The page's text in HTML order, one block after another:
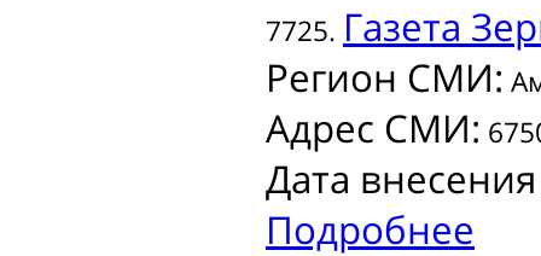
7725. Газета
Регион СМИ:
Адрес СМИ:
Дата
Подробнее